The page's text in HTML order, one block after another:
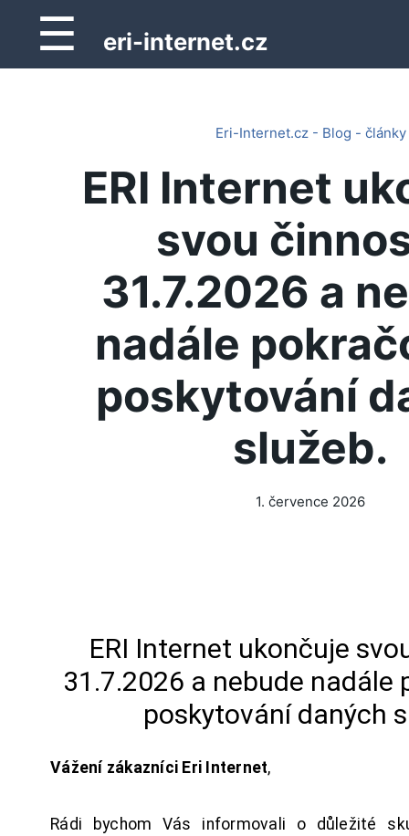
☰ eri-internet.cz
Eri-Internet.cz - Blog - články
ERI Internet
svou
31.7.2026 a
nadále
poskytování
služeb.
1. července 2026
ERI Internet ukončuje
31.7.2026 a nebude nadále
poskytování daných
Vážení zákazníci Eri Internet,
Rádi bychom Vás informovali o důležité